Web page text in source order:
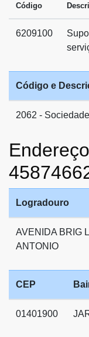
Código
6209100
Código e
2062 -
Logradouro
AVENIDA BRIG
ANTONIO
CEP
01401900